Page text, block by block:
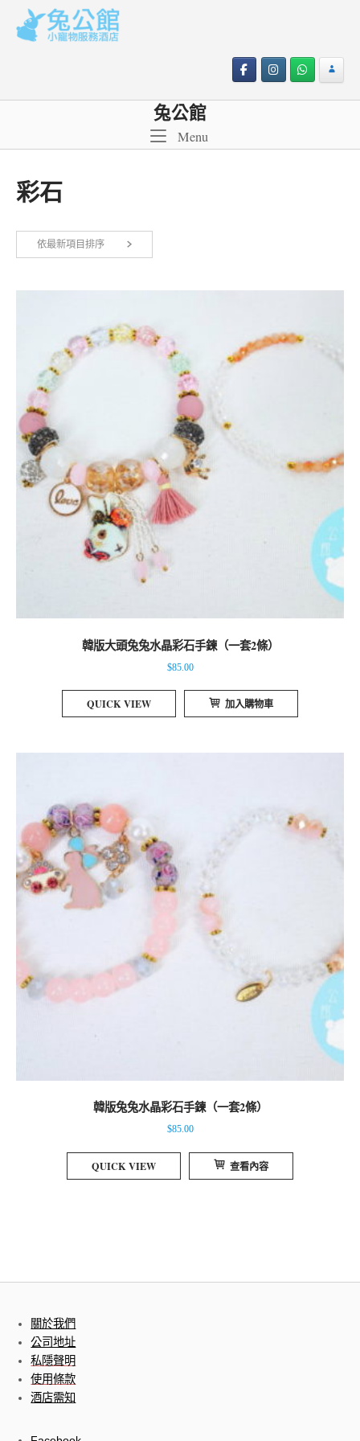
content
兔公館
MenuMenu
彩石
依最新項目排序
項
韓版大頭兔兔水晶彩石手鍊（一套2條）
$85.00
QUICK VIEW 加入購物車
韓版兔兔水晶彩石手鍊（一套2條）
$85.00
QUICK VIEW 查看內容
關於我們
公司地址
私隱聲明
使用條款
酒店需知